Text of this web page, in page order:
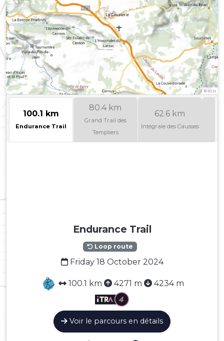
© IGN
100.1 km
Endurance Trail
80.4 km
Grand Trail des
Templiers
62.6 km
Intégrale des Causses
Endurance Trail
Loop route
Friday 18 October 2024
100.1 km 4271 m 4234 m
Voir le parcours en détails